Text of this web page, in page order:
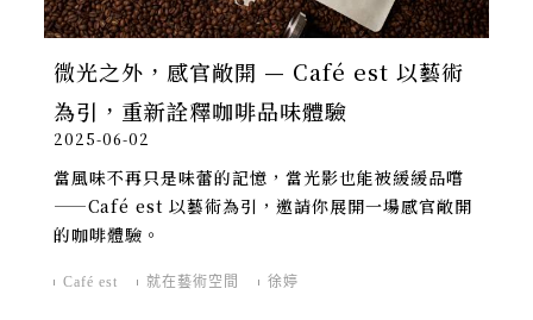
微光之外，感官敞開 — Café est 以藝術
為引，重新詮釋咖啡品味體驗
2025-06-02
當風味不再只是味蕾的記憶，當光影也能被緩緩品嚐
——Café est 以藝術為引，邀請你展開一場感官敞開
的咖啡體驗。
Café est 就在藝術空間 徐婷